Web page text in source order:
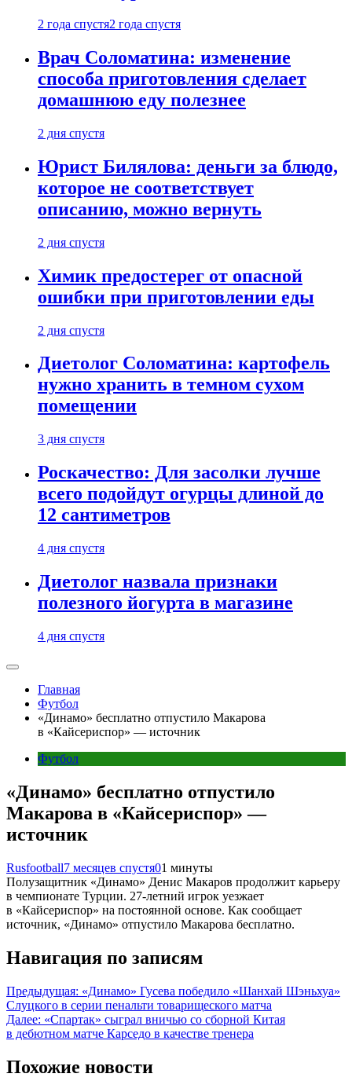
2 года спустя2 года спустя
Врач Соломатина: изменение
способа приготовления сделает
домашнюю еду полезнее
2 дня спустя
Юрист Билялова: деньги за блюдо,
которое не соответствует
описанию, можно вернуть
2 дня спустя
Химик предостерег от опасной
ошибки при приготовлении еды
2 дня спустя
Диетолог Соломатина: картофель
нужно хранить в темном сухом
помещении
3 дня спустя
Роскачество: Для засолки лучше
всего подойдут огурцы длиной до
12 сантиметров
4 дня спустя
Диетолог назвала признаки
полезного йогурта в магазине
4 дня спустя
Главная
Футбол
«Динамо» бесплатно отпустило Макарова
в «Кайсериспор» — источник
Футбол
«Динамо» бесплатно отпустило
Макарова в «Кайсериспор» —
источник
Rusfootball7 месяцев спустя01 минуты
Полузащитник «Динамо» Денис Макаров продолжит карьеру
в чемпионате Турции. 27-летний игрок уезжает
в «Кайсериспор» на постоянной основе. Как сообщает
источник, «Динамо» отпустило Макарова бесплатно.
Навигация по записям
Предыдущая: «Динамо» Гусева победило «Шанхай Шэньхуа»
Слуцкого в серии пенальти товарищеского матча
Далее: «Спартак» сыграл вничью со сборной Китая
в дебютном матче Карседо в качестве тренера
Похожие новости